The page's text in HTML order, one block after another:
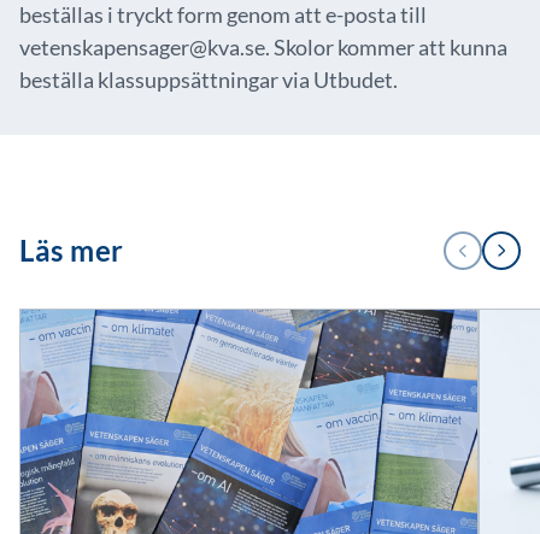
beställas i tryckt form genom att e-posta till
vetenskapensager@kva.se. Skolor kommer att kunna
beställa klassuppsättningar via Utbudet.
Läs mer
1
/
FÖREGÅENDE
NÄSTA